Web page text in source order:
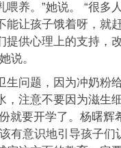
养。”她说。 “很多
能让孩子饿着呀，就
提供心理上的支持，
说。
生问题，因为冲奶粉
，注意不要因为滋生
就要开学了。杨曙辉
有意识地引导孩子们